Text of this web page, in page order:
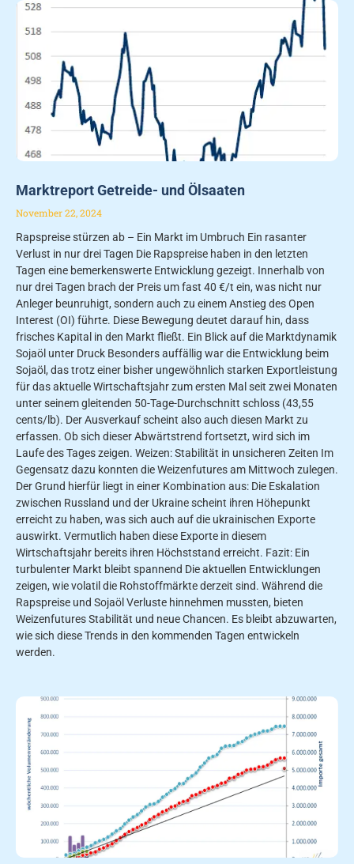
Marktreport Getreide- und Ölsaaten
November 22, 2024
Rapspreise stürzen ab – Ein Markt im Umbruch Ein rasanter
Verlust in nur drei Tagen Die Rapspreise haben in den letzten
Tagen eine bemerkenswerte Entwicklung gezeigt. Innerhalb von
nur drei Tagen brach der Preis um fast 40 €/t ein, was nicht nur
Anleger beunruhigt, sondern auch zu einem Anstieg des Open
Interest (OI) führte. Diese Bewegung deutet darauf hin, dass
frisches Kapital in den Markt fließt. Ein Blick auf die Marktdynamik
Sojaöl unter Druck Besonders auffällig war die Entwicklung beim
Sojaöl, das trotz einer bisher ungewöhnlich starken Exportleistung
für das aktuelle Wirtschaftsjahr zum ersten Mal seit zwei Monaten
unter seinem gleitenden 50-Tage-Durchschnitt schloss (43,55
cents/lb). Der Ausverkauf scheint also auch diesen Markt zu
erfassen. Ob sich dieser Abwärtstrend fortsetzt, wird sich im
Laufe des Tages zeigen. Weizen: Stabilität in unsicheren Zeiten Im
Gegensatz dazu konnten die Weizenfutures am Mittwoch zulegen.
Der Grund hierfür liegt in einer Kombination aus: Die Eskalation
zwischen Russland und der Ukraine scheint ihren Höhepunkt
erreicht zu haben, was sich auch auf die ukrainischen Exporte
auswirkt. Vermutlich haben diese Exporte in diesem
Wirtschaftsjahr bereits ihren Höchststand erreicht. Fazit: Ein
turbulenter Markt bleibt spannend Die aktuellen Entwicklungen
zeigen, wie volatil die Rohstoffmärkte derzeit sind. Während die
Rapspreise und Sojaöl Verluste hinnehmen mussten, bieten
Weizenfutures Stabilität und neue Chancen. Es bleibt abzuwarten,
wie sich diese Trends in den kommenden Tagen entwickeln
werden.